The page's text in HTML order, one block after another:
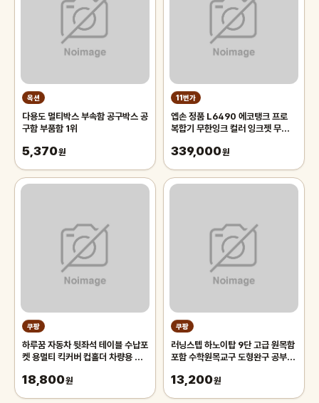
옥션
다용도 멀티박스 부속함 공구박스 공
구함 부품함 1위
5,370원
11번가
엡손 정품 L6490 에코탱크 프로
복합기 무한잉크 컬러 잉크젯 무선
339,000원
쿠팡
하루꿈 자동차 뒷좌석 테이블 수납포
켓 용멀티 킥커버 컵홀더 차량용 콘
18,800원
쿠팡
러닝스텝 하노이탑 9단 고급 원목함
포함 수학원목교구 도형완구 공부잘
13,200원